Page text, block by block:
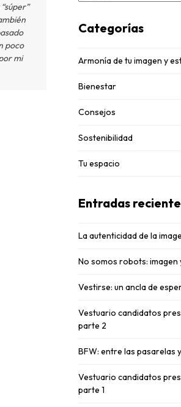
poco
mi
Categorías
Armonía de tu imagen y
Bienestar
Consejos
Sostenibilidad
Tu espacio
Entradas
La autenticidad de la
No somos robots:
Vestirse: un ancla de
Vestuario candidatos
parte 2
BFW: entre las pasarelas
Vestuario candidatos
parte 1